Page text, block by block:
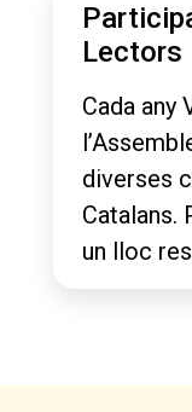
Lectors
Cada any
diverses
Catalans.
un lloc